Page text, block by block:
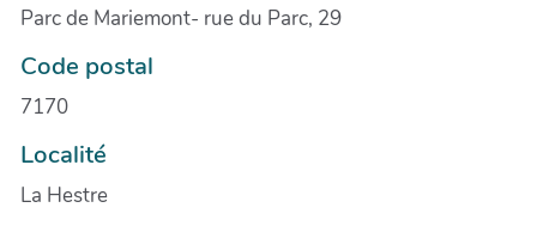
Parc de Mariemont- rue du Parc, 29
Code postal
7170
Localité
La Hestre